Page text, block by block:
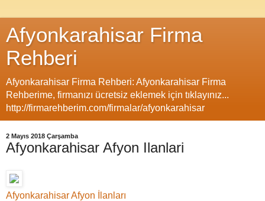
Afyonkarahisar Firma
Rehberi
Afyonkarahisar Firma Rehberi: Afyonkarahisar Firma
Rehberime, firmanızı ücretsiz eklemek için tıklayınız...
http://firmarehberim.com/firmalar/afyonkarahisar
2 Mayıs 2018 Çarşamba
Afyonkarahisar Afyon Ilanlari
Afyonkarahisar Afyon İlanları